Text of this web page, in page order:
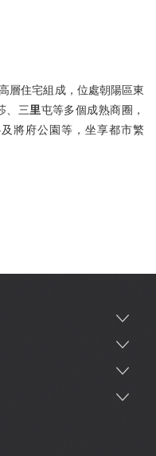
層住宅組成，位處朝陽區東
、三里屯等多個成熟商圈，
將府公園等，坐享都市繁